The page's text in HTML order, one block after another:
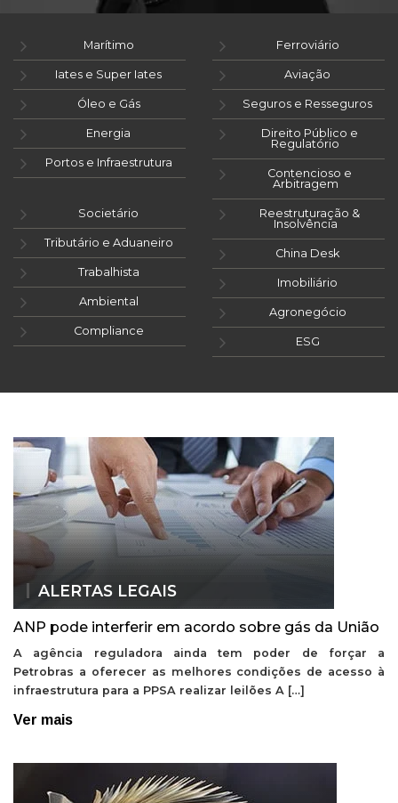
Marítimo
Iates e Super Iates
Óleo e Gás
Energia
Portos e Infraestrutura
Ferroviário
Aviação
Seguros e Resseguros
Direito Público e
Regulatório
Contencioso e
Arbitragem
Societário
Tributário e Aduaneiro
Trabalhista
Ambiental
Compliance
Reestruturação &
Insolvência
China Desk
Imobiliário
Agronegócio
ESG
ALERTAS LEGAIS
ANP pode interferir em acordo sobre gás da União
A agência reguladora ainda tem poder de forçar a
Petrobras a oferecer as melhores condições de acesso à
infraestrutura para a PPSA realizar leilões A […]
Ver mais